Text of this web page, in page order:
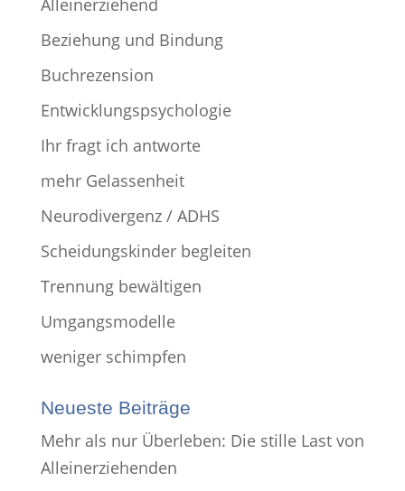
Alleinerziehend
Beziehung und Bindung
Buchrezension
Entwicklungspsychologie
Ihr fragt ich antworte
mehr Gelassenheit
Neurodivergenz / ADHS
Scheidungskinder begleiten
Trennung bewältigen
Umgangsmodelle
weniger schimpfen
Neueste Beiträge
Mehr als nur Überleben: Die stille Last von
Alleinerziehenden